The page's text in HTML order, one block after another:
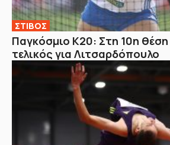
ΣΤΙΒΟΣ
Παγκόσμιο Κ20: Στη 10η
τελικός για Λιτσαρδόπουλο